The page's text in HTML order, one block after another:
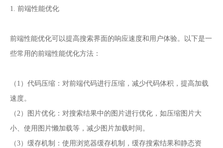
1. 前端性能优化
前端性能优化可以提高搜索界面的响应速度和用户体验。以下是一
些常用的前端性能优化方法：
（1）代码压缩：对前端代码进行压缩，减少代码体积，提高加载
速度。
（2）图片优化：对搜索结果中的图片进行优化，如压缩图片大
小、使用图片懒加载等，减少图片加载时间。
（3）缓存机制：使用浏览器缓存机制，缓存搜索结果和静态资